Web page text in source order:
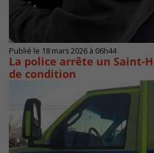
Publié le 18 mars 2026 à 06h44
La police arrête un Saint-
de condition